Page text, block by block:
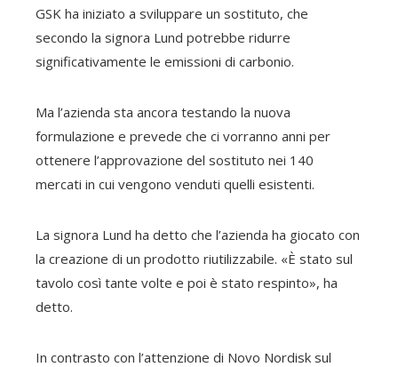
GSK ha iniziato a sviluppare un sostituto, che
secondo la signora Lund potrebbe ridurre
significativamente le emissioni di carbonio.
Ma l’azienda sta ancora testando la nuova
formulazione e prevede che ci vorranno anni per
ottenere l’approvazione del sostituto nei 140
mercati in cui vengono venduti quelli esistenti.
La signora Lund ha detto che l’azienda ha giocato con
la creazione di un prodotto riutilizzabile. «È stato sul
tavolo così tante volte e poi è stato respinto», ha
detto.
In contrasto con l’attenzione di Novo Nordisk sul